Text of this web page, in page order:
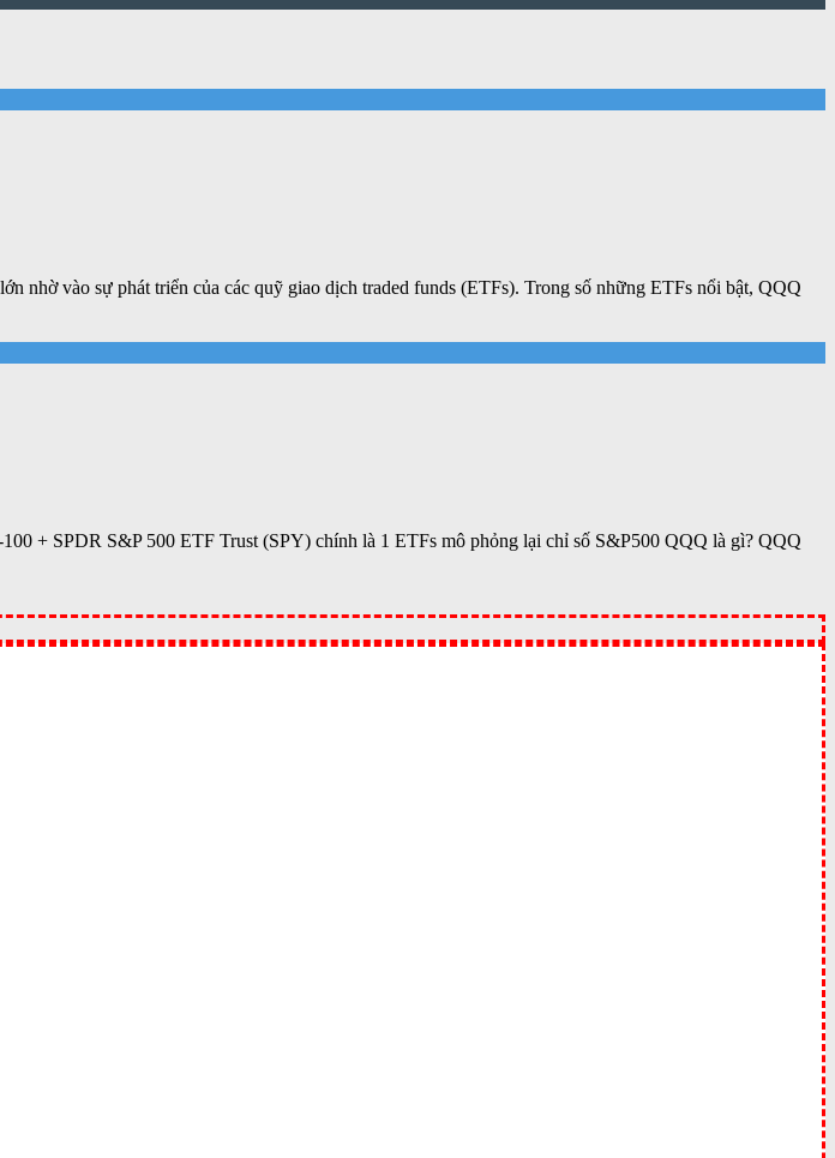
nhờ vào sự phát triển của các quỹ giao dịch traded funds (ETFs). Trong số những ETFs nổi bật, QQQ
+ SPDR S&P 500 ETF Trust (SPY) chính là 1 ETFs mô phỏng lại chỉ số S&P500 QQQ là gì? QQQ